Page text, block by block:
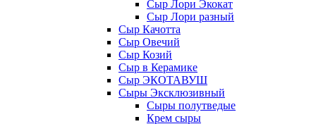
Сыр Лори Экокат
Сыр Лори разный
Сыр Качотта
Сыр Овечий
Сыр Козий
Сыр в Керамике
Сыр ЭКОТАВУШ
Сыры Эксклюзивный
Сыры полутведые
Крем сыры